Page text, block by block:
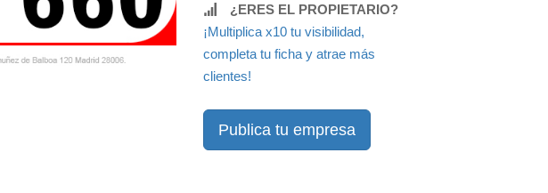
¿ERES EL PROPIETARIO?
¡Multiplica x10 tu visibilidad,
completa tu ficha y atrae más
clientes!
Publica tu empresa